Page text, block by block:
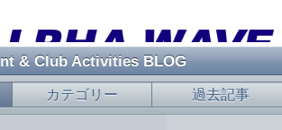
& Club Activities BLOG
カテゴリー 過去記事